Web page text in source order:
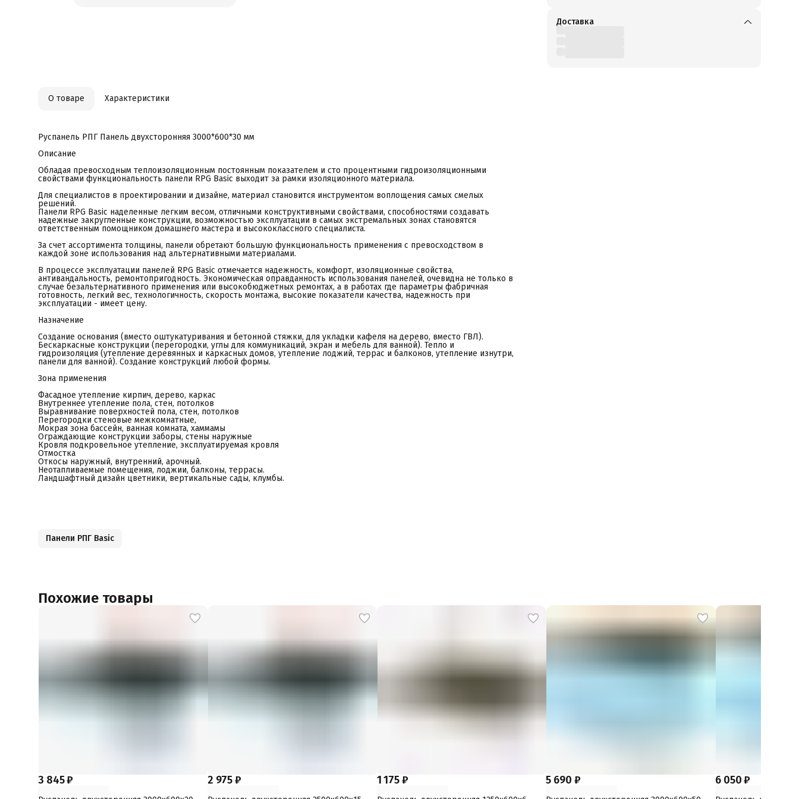
Фасадное утепление кирпич, дерево, каркас
Внутреннее утепление пола, стен, потолков
Выравнивание поверхностей пола, стен, потолков
Перегородки стеновые межкомнатные,
Мокрая зона бассейн, ванная комната, хаммамы
Ограждающие конструкции заборы, стены наружные
Кровля подкровельное утепление, эксплуатируемая кровля
Отмостка
Откосы наружный, внутренний, арочный.
Неотапливаемые помещения, лоджии, балконы, террасы.
Ландшафтный дизайн цветники, вертикальные сады, клумбы.
Доставка
О товаре Характеристики
Руспанель РПГ Панель двухсторонняя 3000*600*30 мм
Описание
Обладая превосходным теплоизоляционным постоянным показателем и сто процентными гидроизоляционными
свойствами функциональность панели RPG Basic выходит за рамки изоляционного материала.
Для специалистов в проектировании и дизайне, материал становится инструментом воплощения самых смелых
решений.
Панели RPG Basic наделенные легким весом, отличными конструктивными свойствами, способностями создавать
надежные закругленные конструкции, возможностью эксплуатации в самых экстремальных зонах становятся
ответственным помощником домашнего мастера и высококлассного специалиста.
За счет ассортимента толщины, панели обретают большую функциональность применения с превосходством в
каждой зоне использования над альтернативными материалами.
В процессе эксплуатации панелей RPG Basic отмечается надежность, комфорт, изоляционные свойства,
антивандальность, ремонтопригодность. Экономическая оправданность использования панелей, очевидна не только в
случае безальтернативного применения или высокобюджетных ремонтах, а в работах где параметры фабричная
готовность, легкий вес, технологичность, скорость монтажа, высокие показатели качества, надежность при
эксплуатации - имеет цену.
Назначение
Создание основания (вместо оштукатуривания и бетонной стяжки, для укладки кафеля на дерево, вместо ГВЛ).
Бескаркасные конструкции (перегородки, углы для коммуникаций, экран и мебель для ванной). Тепло и
гидроизоляция (утепление деревянных и каркасных домов, утепление лоджий, террас и балконов, утепление изнутри,
панели для ванной). Создание конструкций любой формы.
Зона применения
Фасадное утепление кирпич, дерево, каркас
Внутреннее утепление пола, стен, потолков
Выравнивание поверхностей пола, стен, потолков
Перегородки стеновые межкомнатные,
Мокрая зона бассейн, ванная комната, хаммамы
Ограждающие конструкции заборы, стены наружные
Кровля подкровельное утепление, эксплуатируемая кровля
Отмостка
Откосы наружный, внутренний, арочный.
Неотапливаемые помещения, лоджии, балконы, террасы.
Ландшафтный дизайн цветники, вертикальные сады, клумбы.
Панели РПГ Basic
Похожие товары
3 845 ₽ 2 975 ₽ 1 175 ₽ 5 690 ₽ 6 050 ₽